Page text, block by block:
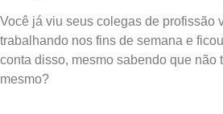
Você já viu seus colegas de profissão
trabalhando nos fins de semana e
conta disso, mesmo sabendo que não
mesmo?